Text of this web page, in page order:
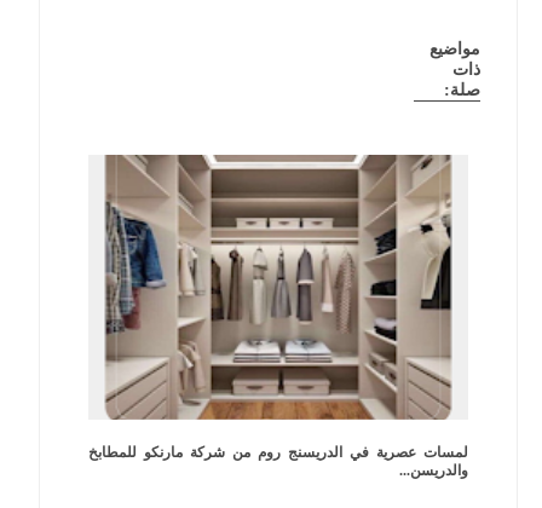
مواضيع
ذات
صلة:
لمسات عصرية في الدريسنج روم من شركة مارنكو للمطابخ
والدريسن...